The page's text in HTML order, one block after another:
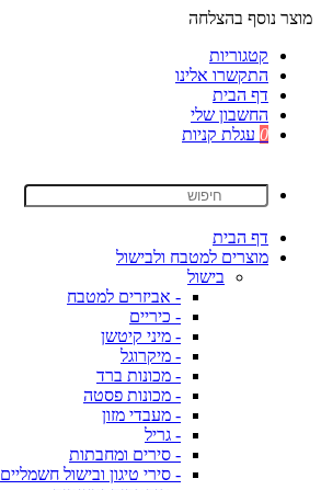
מוצר נוסף בהצלחה
קטגוריות
התקשרו אלינו
דף הבית
החשבון שלי
0 עגלת קניות
דף הבית
מוצרים למטבח ולבישול
בישול
- אביזרים למטבח
- כיריים
- מיני קיטשן
- מיקרוגל
- מכונות ברד
- מכונות פסטה
- מעבדי מזון
- גריל
- סירים ומחבתות
- סירי טיגון ובישול חשמליים